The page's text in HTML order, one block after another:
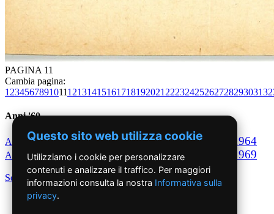
PAGINA 11
Cambia pagina:
1 23456789101112131415161718192021 2223242526272829303132
Anni '60
Anno1960Anno1961 Anno1962 Anno1963 1964
Anno 1965Anno1966 Anno1967Anno1968 1969
Scegli per decennio
Questo sito web utilizza cookie
Utilizziamo i cookie per personalizzare
contenuti e analizzare il traffico. Per maggiori
informazioni consulta la nostra Informativa sulla
privacy.